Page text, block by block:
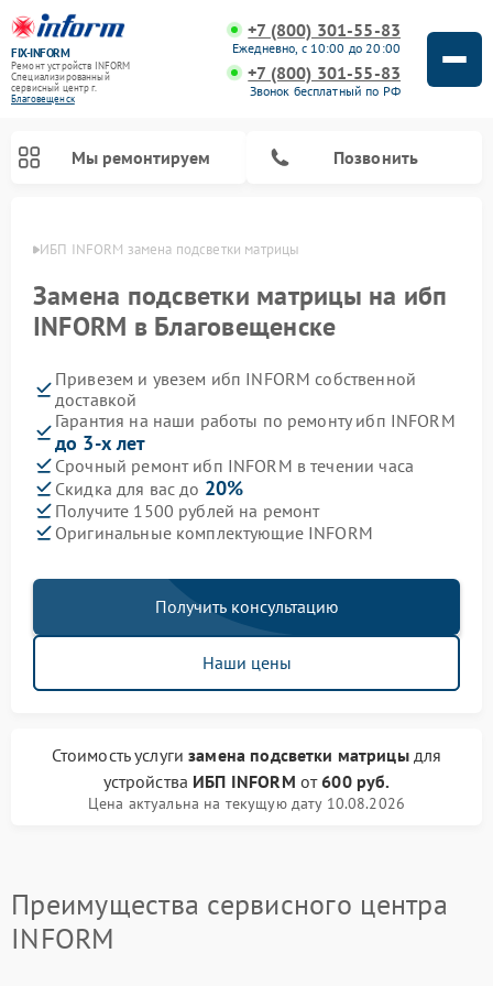
FIX-INFORM
Ремонт устройств INFORM
Специализированный
cервисный центр г.
Благовещенск
+7 (800) 301-55-83
Ежедневно, с 10:00 до 20:00
+7 (800) 301-55-83
Звонок бесплатный по РФ
Мы ремонтируем Позвонить
ИБП INFORM замена подсветки матрицы
Замена подсветки матрицы на ибп
INFORM в Благовещенске
Привезем и увезем ибп INFORM собственной
доставкой
Гарантия на наши работы по ремонту ибп INFORM
до 3-х лет
Срочный ремонт ибп INFORM в течении часа
Скидка для вас до 20%
Получите 1500 рублей на ремонт
Оригинальные комплектующие INFORM
Получить консультацию
Наши цены
Стоимость услугизамена подсветки матрицыдля
устройства ИБП INFORM от600 руб.
Цена актуальна на текущую дату 10.08.2026
Преимущества сервисного центра
INFORM